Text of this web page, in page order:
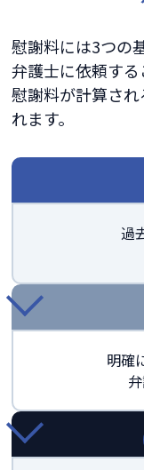
慰謝料には3つの
弁護士に依頼す
慰謝料が計算さ
れます。
明確
過